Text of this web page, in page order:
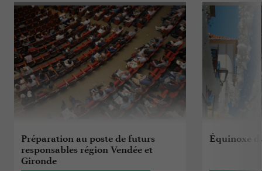
Préparation au poste de futurs
responsables région Vendée et
Gironde
Équinoxe